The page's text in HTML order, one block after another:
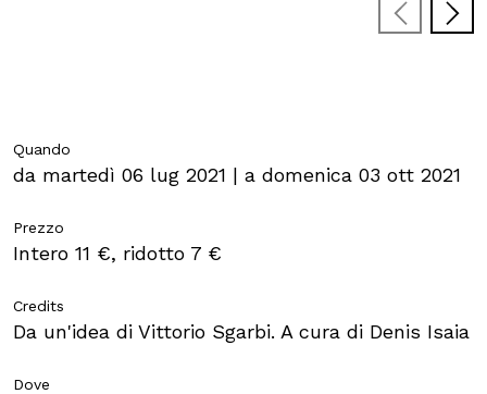
Scuole
Quando
da martedì 06 lug 2021 | a domenica 03 ott 2021
Prezzo
Intero 11 €, ridotto 7 €
Credits
Da un'idea di Vittorio Sgarbi. A cura di Denis Isaia
Dove